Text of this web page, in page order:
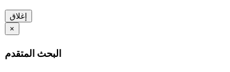
إغلاق
×
البحث المتقدم